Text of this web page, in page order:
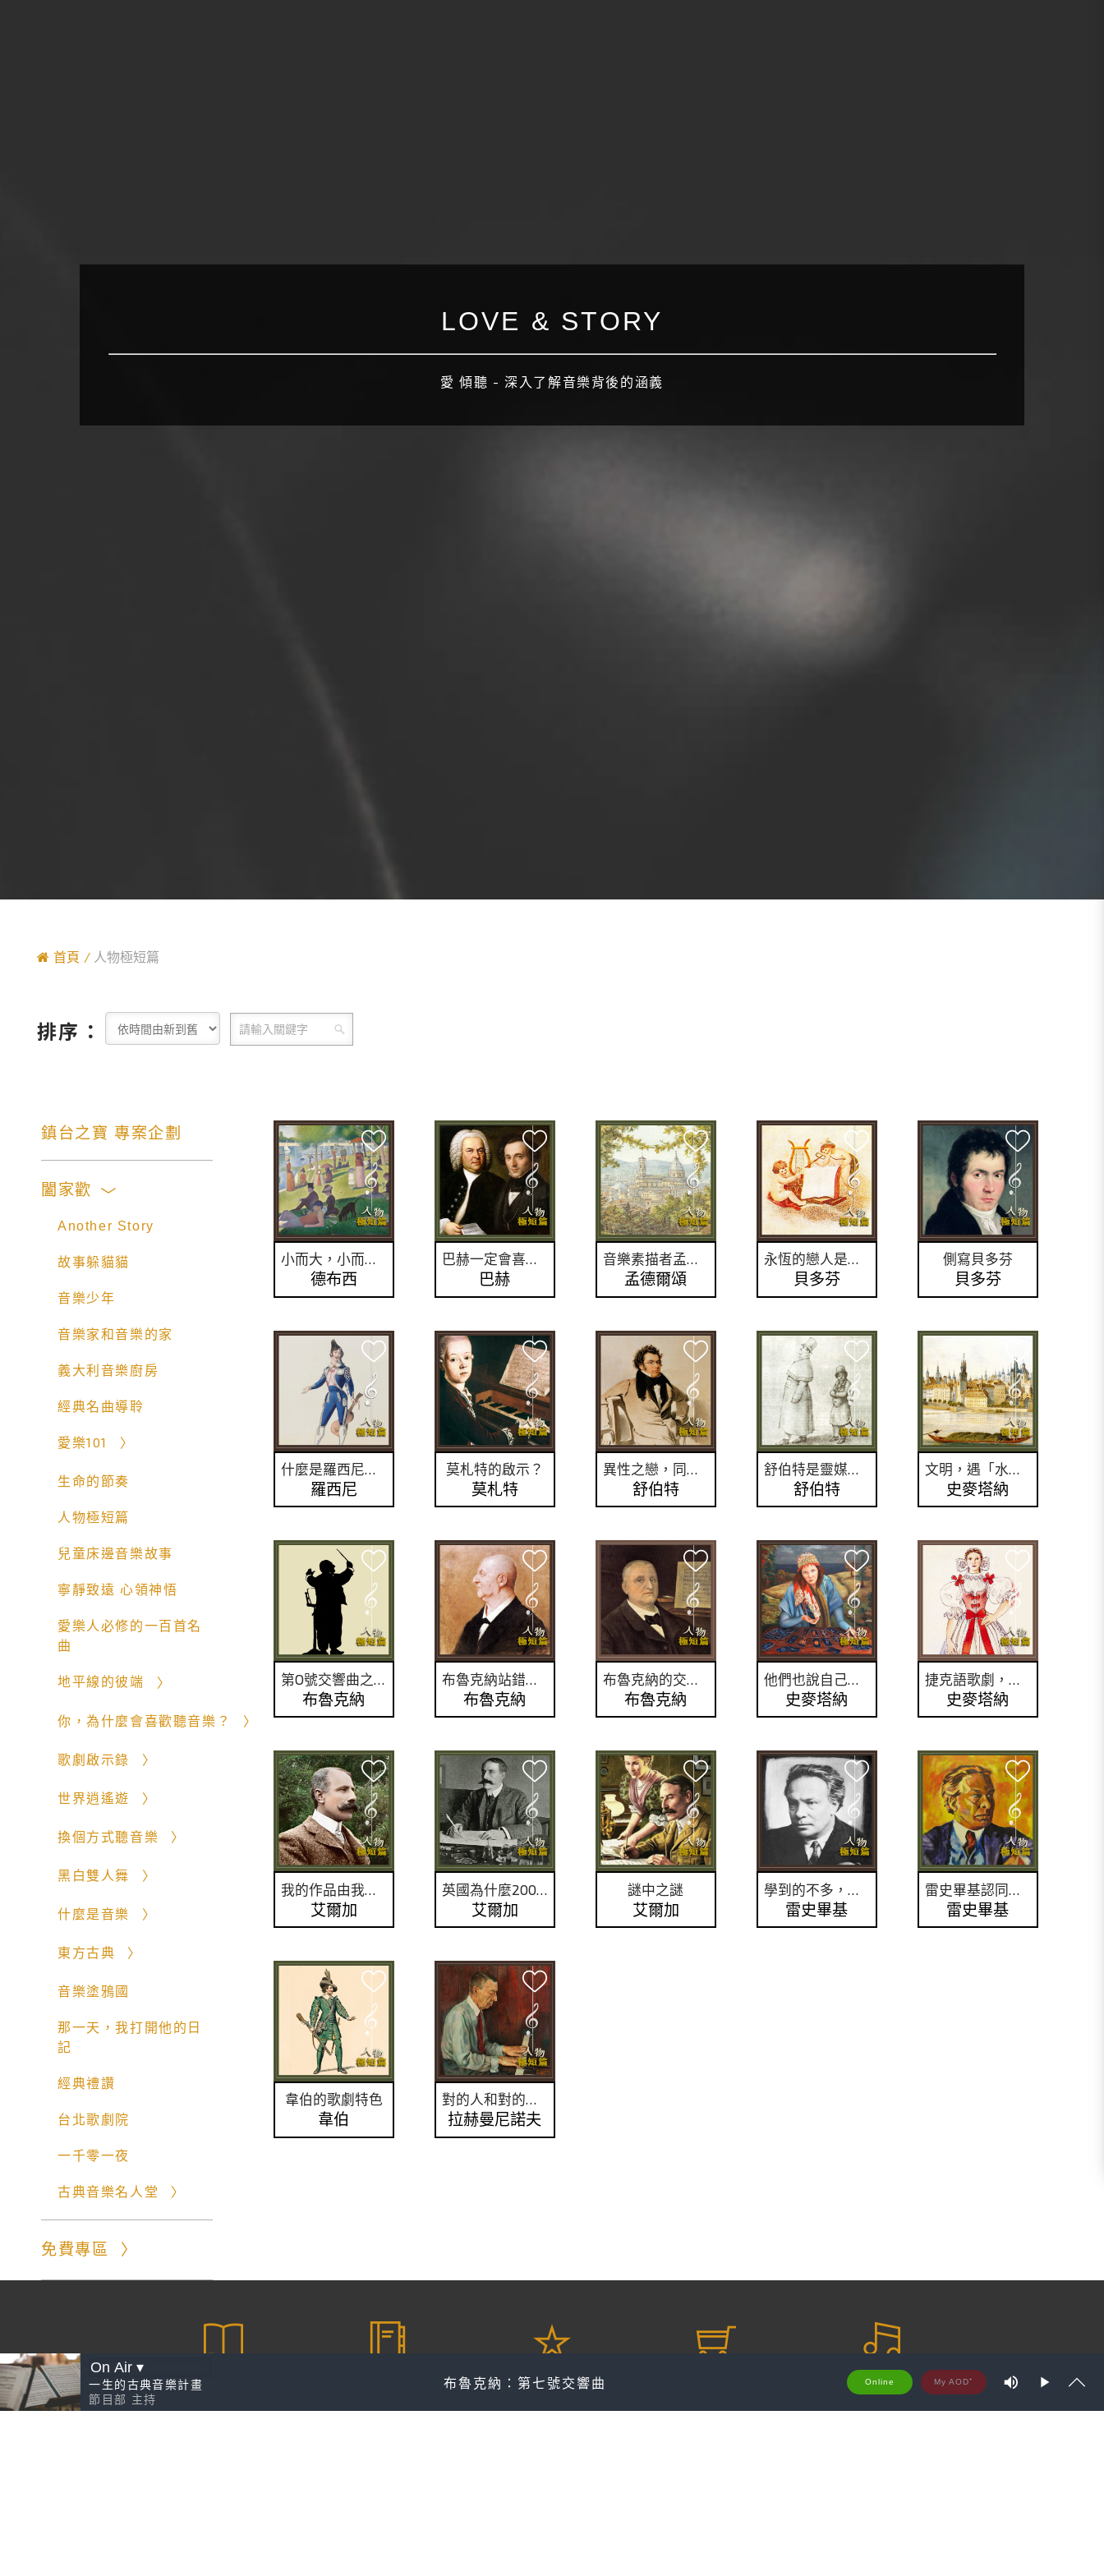
LOVE & STORY
愛 傾聽 - 深入了解音樂背後的涵義
首頁 人物極短篇
排序：
鎮台之寶 專案企劃
闔家歡
Another Story
故事躲貓貓
音樂少年
音樂家和音樂的家
義大利音樂廚房
經典名曲導聆
愛樂101
生命的節奏
人物極短篇
兒童床邊音樂故事
寧靜致遠 心領神悟
愛樂人必修的一百首名
曲
地平線的彼端
你，為什麼會喜歡聽音樂？
歌劇啟示錄
世界逍遙遊
換個方式聽音樂
黑白雙人舞
什麼是音樂
東方古典
音樂塗鴉國
那一天，我打開他的日
記
經典禮讚
台北歌劇院
一千零一夜
古典音樂名人堂
免費專區
小而大，小而美，如何以瞬間表現永恆？
德布西
巴赫一定會喜歡孟德爾頌
巴赫
音樂素描者孟德爾頌
孟德爾頌
永恆的戀人是誰？
貝多芬
側寫貝多芬
貝多芬
什麼是羅西尼式漸強？
羅西尼
莫札特的啟示？
莫札特
異性之戀，同性之愛？
舒伯特
舒伯特是靈媒嗎？
舒伯特
文明，遇「水」，則「發」？
史麥塔納
布魯克納 布魯克納 布魯克納 史麥塔納 史麥塔納
艾爾加 艾爾加
謎中之謎
艾爾加 雷史畢基 雷史畢基
韋伯的歌劇特色
韋伯
對的人和對的位子？
拉赫曼尼諾夫
愛 一生
VIP線上導聆 節目表
愛 傾聽
AOD隨選收聽 精選推薦商品
愛 咖啡
關於愛樂咖啡
一生的古典音樂計畫
節目部 主持
布魯克納：第七號交響曲 Online
M
u
t
y
w